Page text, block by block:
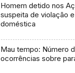
Homem detido nos
suspeita de violação
doméstica
Mau tempo: Número
ocorrências sobre